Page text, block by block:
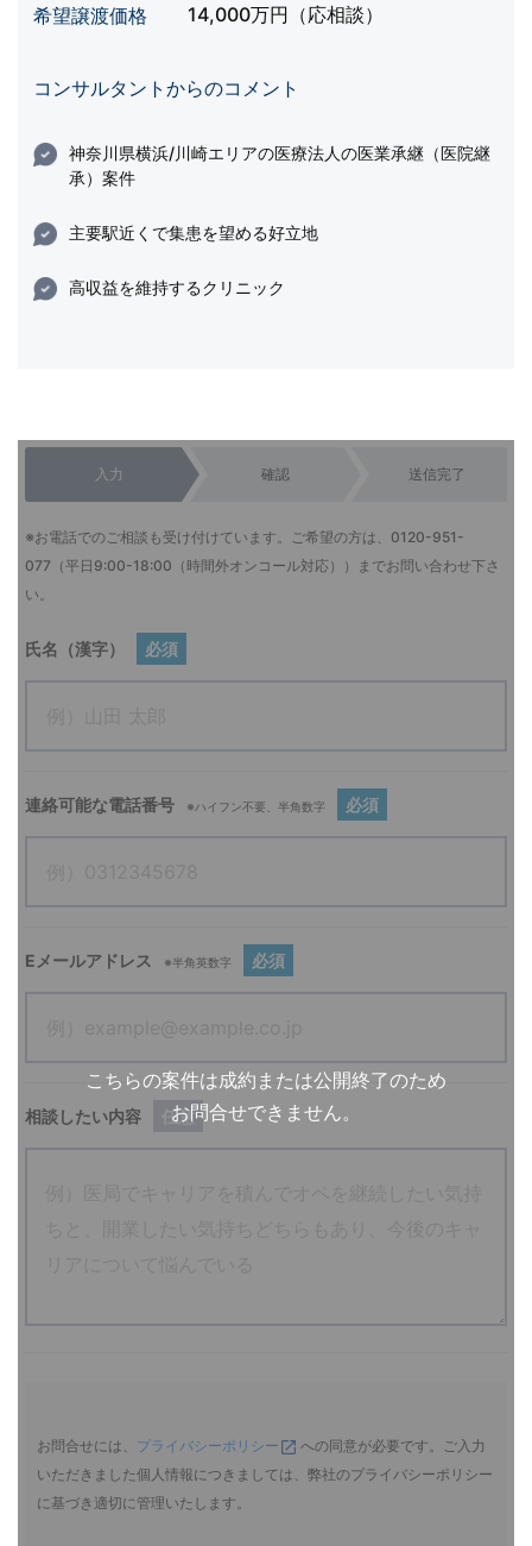
希望譲渡価格 14,000万円（応相談）
コンサルタントからのコメント
神奈川県横浜/川崎エリアの医療法人の医業承継（医院継
承）案件
主要駅近くで集患を望める好立地
高収益を維持するクリニック
こちらの案件は成約または公開終了のため
お問合せできません。
入力 確認 送信完了
※お電話でのご相談も受け付けています。ご希望の方は、 0120-951-
077 （平日9:00-18:00（時間外オンコール対応））までお問い合わせ下さ
い。
氏名（漢字） 必須
連絡可能な電話番号 ※ハイフン不要、半角数字 必須
Eメールアドレス ※半角英数字 必須
相談したい内容 任意
お問合せには、 プライバシーポリシー
への同意が必要です。ご入力
いただきました個人情報につきましては、弊社のプライバシーポリシー
に基づき適切に管理いたします。